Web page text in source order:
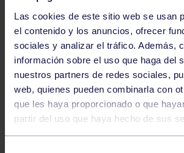
Las cookies de este sitio web se usan
el contenido y los anuncios, ofrecer
sociales y analizar el tráfico. Además,
información sobre el uso que haga del
nuestros partners de redes sociales,
web, quienes pueden combinarla con
que les haya proporcionado o que
partir del uso que haya hecho de sus
Baloncesto
ÚLTIMOS RESULTADOS DE